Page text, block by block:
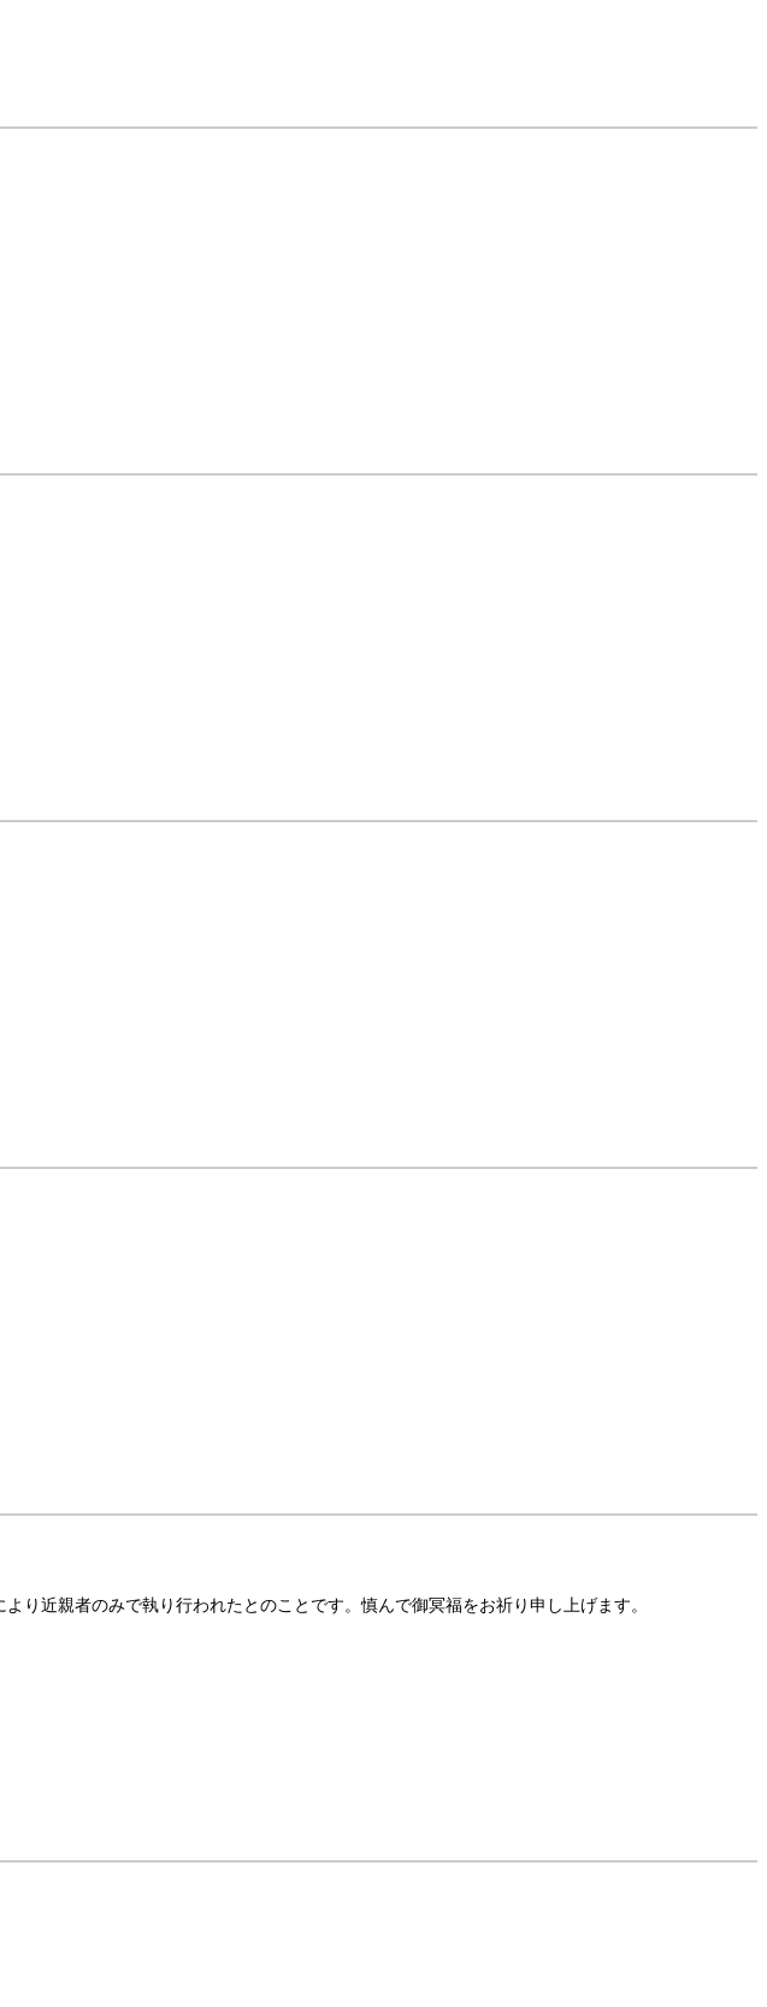
り近親者のみで執り行われたとのことです。慎んで御冥福をお祈り申し上げます。